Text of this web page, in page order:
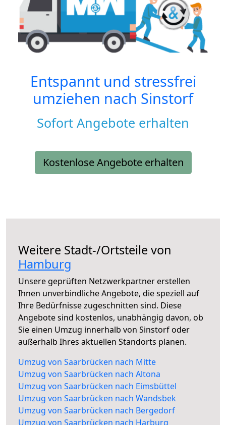
Entspannt und stressfrei
umziehen nach Sinstorf
Sofort Angebote erhalten
Kostenlose Angebote erhalten
Weitere Stadt-/Ortsteile von
Hamburg
Unsere geprüften Netzwerkpartner erstellen
Ihnen unverbindliche Angebote, die speziell auf
Ihre Bedürfnisse zugeschnitten sind. Diese
Angebote sind kostenlos, unabhängig davon, ob
Sie einen Umzug innerhalb von Sinstorf oder
außerhalb Ihres aktuellen Standorts planen.
Umzug von Saarbrücken nach Mitte
Umzug von Saarbrücken nach Altona
Umzug von Saarbrücken nach Eimsbüttel
Umzug von Saarbrücken nach Wandsbek
Umzug von Saarbrücken nach Bergedorf
Umzug von Saarbrücken nach Harburg